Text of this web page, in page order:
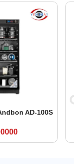
AD-100S